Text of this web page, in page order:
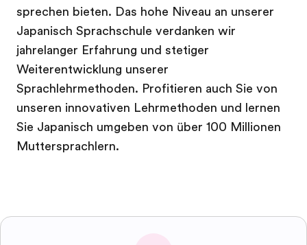
sprechen bieten. Das hohe Niveau an unserer
Japanisch Sprachschule verdanken wir
jahrelanger Erfahrung und stetiger
Weiterentwicklung unserer
Sprachlehrmethoden. Profitieren auch Sie von
unseren innovativen Lehrmethoden und lernen
Sie Japanisch umgeben von über 100 Millionen
Muttersprachlern.